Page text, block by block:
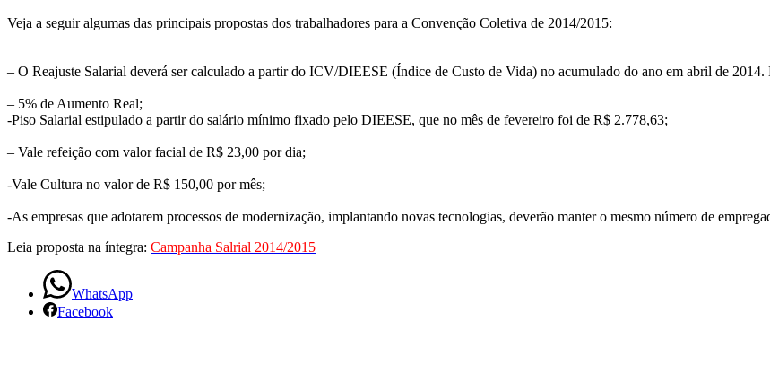
Veja a seguir algumas das principais propostas dos trabalhadores para a Convenção Coletiva de 2014/2015:
– O Reajuste Salarial deverá ser calculado a partir do ICV/DIEESE (Índice de Custo de Vida) no acumulado do ano em abril de
– 5% de Aumento Real;
-Piso Salarial estipulado a partir do salário mínimo fixado pelo DIEESE, que no mês de fevereiro foi de R$ 2.778,63;
– Vale refeição com valor facial de R$ 23,00 por dia;
-Vale Cultura no valor de R$ 150,00 por mês;
-As empresas que adotarem processos de modernização, implantando novas tecnologias, deverão manter o mesmo número de
Leia proposta na íntegra: Campanha Salrial 2014/2015
WhatsApp
Facebook